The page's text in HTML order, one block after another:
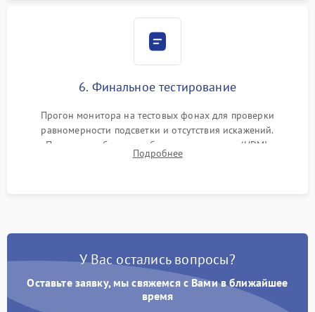
6. Финальное тестирование
Прогон монитора на тестовых фонах для проверки
равномерности подсветки и отсутствия искажений.
Проверка работоспособности всех портов (HDMI,
DisplayPort, VGA) и кнопок управления под нагрузкой в
Подробнее
У Вас остались вопросы?
Оставьте заявку, мы свяжемся с Вами в ближайшее
время